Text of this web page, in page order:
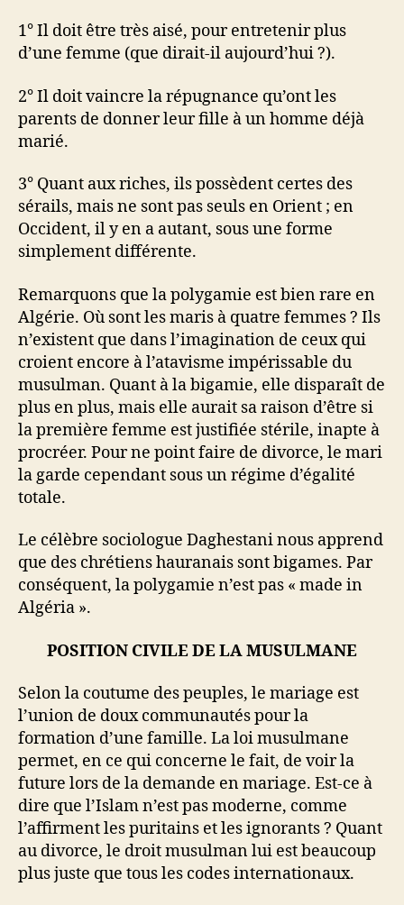
1° Il doit être très aisé, pour entretenir plus
d’une femme (que dirait-il aujourd’hui ?).
2° Il doit vaincre la répugnance qu’ont les
parents de donner leur fille à un homme déjà
marié.
3° Quant aux riches, ils possèdent certes des
sérails, mais ne sont pas seuls en Orient ; en
Occident, il y en a autant, sous une forme
simplement différente.
Remarquons que la polygamie est bien rare en
Algérie. Où sont les maris à quatre femmes ? Ils
n’existent que dans l’imagination de ceux qui
croient encore à l’atavisme impérissable du
musulman. Quant à la bigamie, elle disparaît de
plus en plus, mais elle aurait sa raison d’être si
la première femme est justifiée stérile, inapte à
procréer. Pour ne point faire de divorce, le mari
la garde cependant sous un régime d’égalité
totale.
Le célèbre sociologue Daghestani nous apprend
que des chrétiens hauranais sont bigames. Par
conséquent, la polygamie n’est pas « made in
Algéria ».
POSITION CIVILE DE LA MUSULMANE
Selon la coutume des peuples, le mariage est
l’union de doux communautés pour la
formation d’une famille. La loi musulmane
permet, en ce qui concerne le fait, de voir la
future lors de la demande en mariage. Est-ce à
dire que l’Islam n’est pas moderne, comme
l’affirment les puritains et les ignorants ? Quant
au divorce, le droit musulman lui est beaucoup
plus juste que tous les codes internationaux.